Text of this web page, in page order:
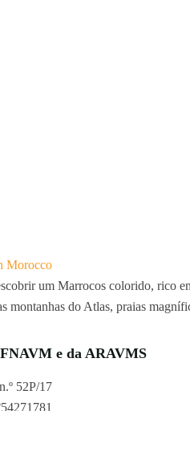
um Marrocos colorido, rico
montanhas do Atlas, praias
e da ARAVMS
52P/17